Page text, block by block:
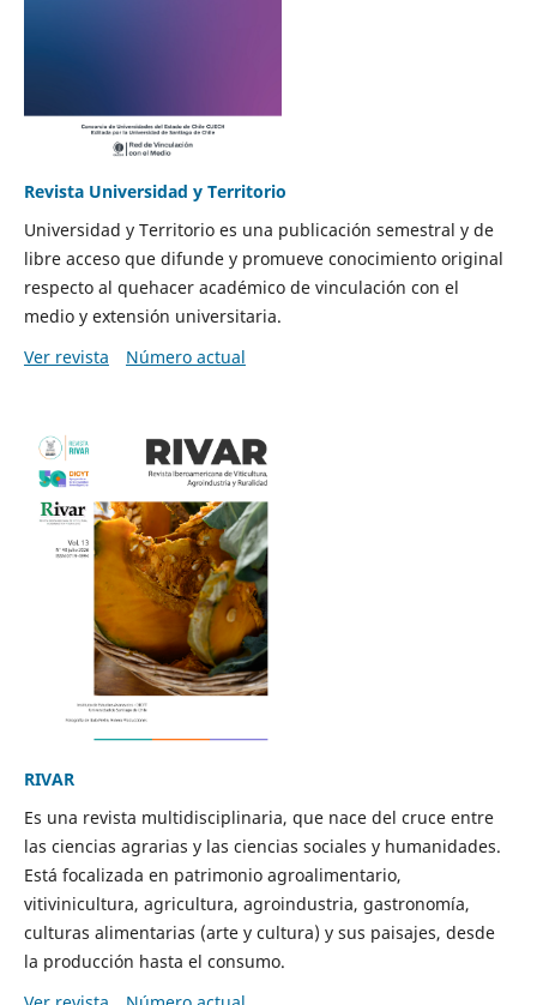
Revista Universidad y Territorio
Universidad y Territorio es una publicación semestral y de
libre acceso que difunde y promueve conocimiento original
respecto al quehacer académico de vinculación con el
medio y extensión universitaria.
Ver revista
Número actual
RIVAR
Es una revista multidisciplinaria, que nace del cruce entre
las ciencias agrarias y las ciencias sociales y humanidades.
Está focalizada en patrimonio agroalimentario,
vitivinicultura, agricultura, agroindustria, gastronomía,
culturas alimentarias (arte y cultura) y sus paisajes, desde
la producción hasta el consumo.